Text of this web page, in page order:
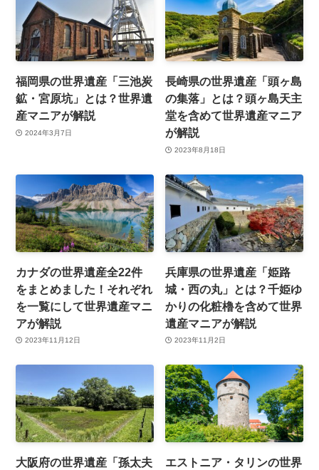
福岡県の世界遺産「三池炭
鉱・宮原坑」とは？世界遺
産マニアが解説
2024年3月7日
長崎県の世界遺産「頭ヶ島
の集落」とは？頭ヶ島天主
堂を含めて世界遺産マニア
が解説
2023年8月18日
カナダの世界遺産全22件
をまとめました！それぞれ
を一覧にして世界遺産マニ
アが解説
2023年11月12日
兵庫県の世界遺産「姫路
城・西の丸」とは？千姫ゆ
かりの化粧櫓を含めて世界
遺産マニアが解説
2023年11月2日
大阪府の世界遺産「孫太夫
エストニア・タリンの世界